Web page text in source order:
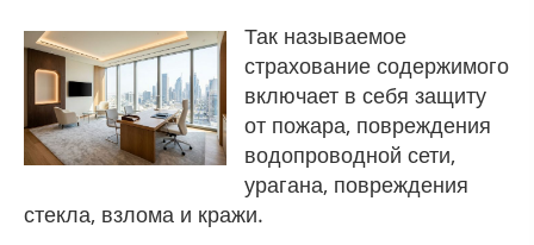
Так называемое
страхование содержимого
включает в себя защиту
от пожара, повреждения
водопроводной сети,
урагана, повреждения
стекла, взлома и кражи.